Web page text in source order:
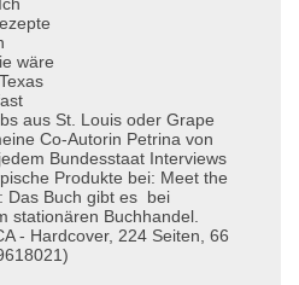
wäre
aus St. Louis oder Grape
Co-Autorin Petrina von
Bundesstaat Interviews
Produkte bei: Meet the
Das Buch gibt es bei
stationären Buchhandel.
- Hardcover, 224 Seiten, 66